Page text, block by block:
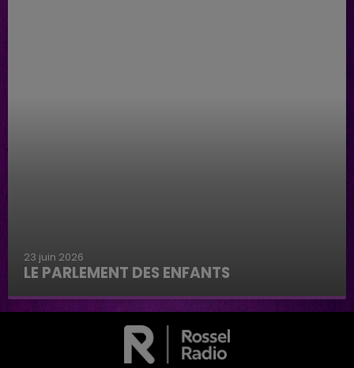
23 juin 2026
LE PARLEMENT DES ENFANTS
Le parlement des enfants